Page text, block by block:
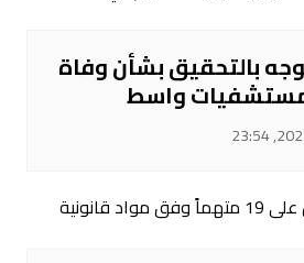
بالتحقيق بشأن وفاة
واسط